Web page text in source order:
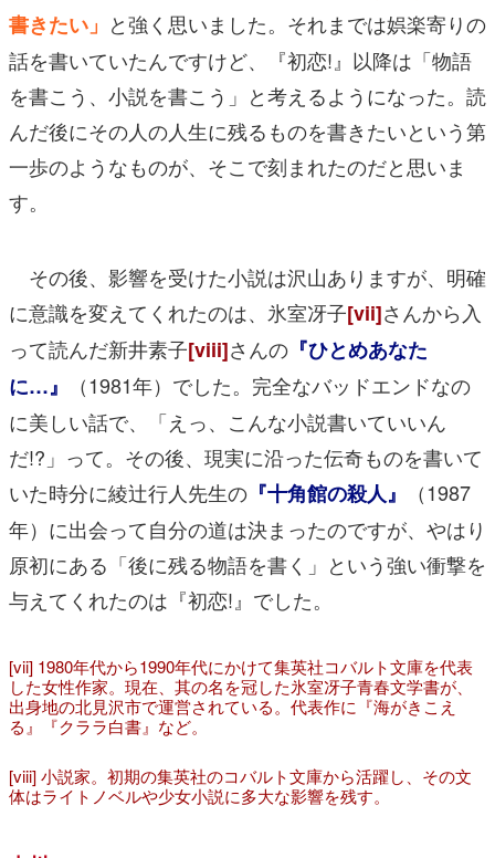
書きたい」 と強く思いました。それまでは娯楽寄りの
話を書いていたんですけど、『初恋!』以降は「物語
を書こう、小説を書こう」と考えるようになった。読
んだ後にその人の人生に残るものを書きたいという第
一歩のようなものが、そこで刻まれたのだと思いま
す。
その後、影響を受けた小説は沢山ありますが、明確
に意識を変えてくれたのは、氷室冴子[vii]さんから入
って読んだ新井素子[viii]さんの 『ひとめあなた
に…』
（1981年）でした。完全なバッドエンドなの
に美しい話で、「えっ、こんな小説書いていいん
だ!?」って。その後、現実に沿った伝奇ものを書いて
いた時分に綾辻行人先生の 『十角館の殺人』
（1987
年）に出会って自分の道は決まったのですが、やはり
原初にある「後に残る物語を書く」という強い衝撃を
与えてくれたのは『初恋!』でした。
[vii] 1980年代から1990年代にかけて集英社コバルト文庫を代表
した女性作家。現在、其の名を冠した氷室冴子青春文学書が、
出身地の北見沢市で運営されている。代表作に『海がきこえ
る』『クララ白書』など。
[viii] 小説家。初期の集英社のコバルト文庫から活躍し、その文
体はライトノベルや少女小説に多大な影響を残す。